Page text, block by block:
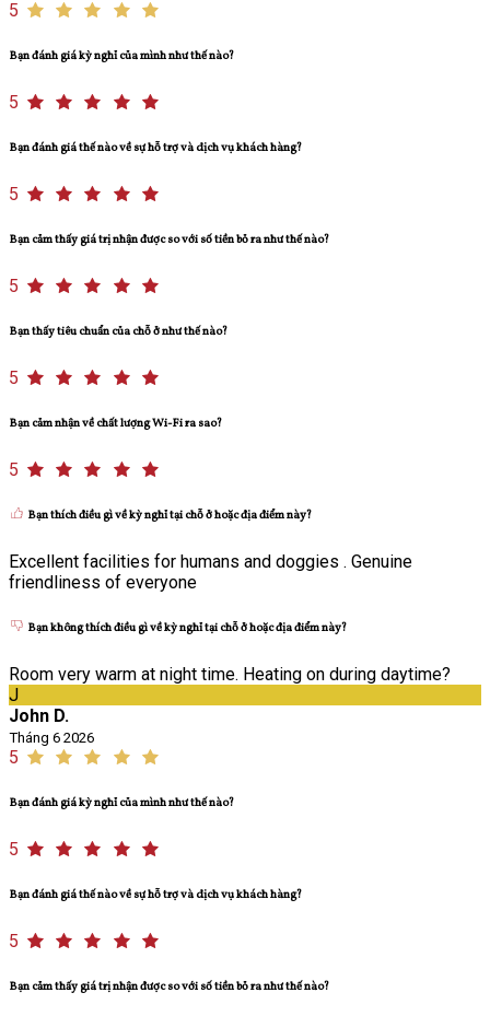
5
Bạn đánh giá kỳ nghỉ của mình như thế nào?
5
Bạn đánh giá thế nào về sự hỗ trợ và dịch vụ khách hàng?
5
Bạn cảm thấy giá trị nhận được so với số tiền bỏ ra như thế nào?
5
Bạn thấy tiêu chuẩn của chỗ ở như thế nào?
5
Bạn cảm nhận về chất lượng Wi-Fi ra sao?
5
Bạn thích điều gì về kỳ nghỉ tại chỗ ở hoặc địa điểm này?
Excellent facilities for humans and doggies . Genuine
friendliness of everyone
Bạn không thích điều gì về kỳ nghỉ tại chỗ ở hoặc địa điểm này?
Room very warm at night time. Heating on during daytime?
J
John D.
Tháng 6 2026
5
Bạn đánh giá kỳ nghỉ của mình như thế nào?
5
Bạn đánh giá thế nào về sự hỗ trợ và dịch vụ khách hàng?
5
Bạn cảm thấy giá trị nhận được so với số tiền bỏ ra như thế nào?